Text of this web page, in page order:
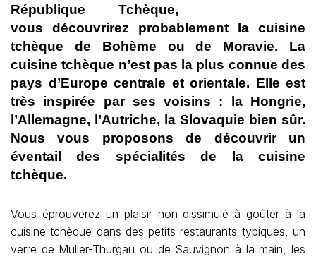
République Tchèque,
vous découvrirez probablement la cuisine
tchèque de Bohème ou de Moravie. La
cuisine tchèque n’est pas la plus connue des
pays d’Europe centrale et orientale. Elle est
très inspirée par ses voisins : la Hongrie,
l’Allemagne, l’Autriche, la Slovaquie bien sûr.
Nous vous proposons de découvrir un
éventail des spécialités de la cuisine
tchèque.
Vous éprouverez un plaisir non dissimulé à goûter à la
cuisine tchèque dans des petits restaurants typiques, un
verre de Muller-Thurgau ou de Sauvignon à la main, les